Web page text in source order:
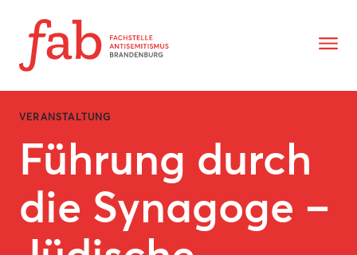
Zeige
VERANSTALTUNG
Führung durch
die Synagoge –